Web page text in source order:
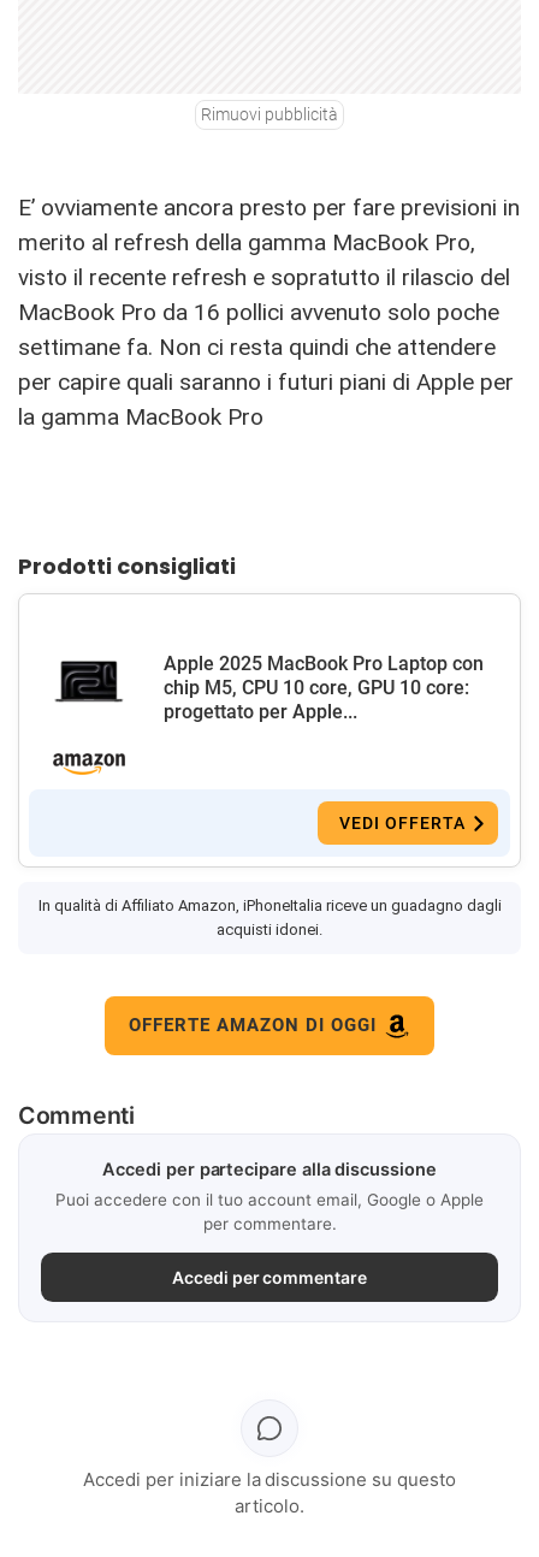
Rimuovi pubblicità
E’ ovviamente ancora presto per fare previsioni in
merito al refresh della gamma MacBook Pro,
visto il recente refresh e sopratutto il rilascio del
MacBook Pro da 16 pollici avvenuto solo poche
settimane fa. Non ci resta quindi che attendere
per capire quali saranno i futuri piani di Apple per
la gamma MacBook Pro
Prodotti consigliati
Apple 2025 MacBook Pro Laptop con
chip M5, CPU 10 core, GPU 10 core:
progettato per Apple...
VEDI OFFERTA
In qualità di Affiliato Amazon, iPhoneItalia riceve un guadagno dagli
acquisti idonei.
OFFERTE AMAZON DI OGGI
Commenti
Accedi per partecipare alla discussione
Puoi accedere con il tuo account email, Google o Apple
per commentare.
Accedi per commentare
Accedi per iniziare la discussione su questo
articolo.